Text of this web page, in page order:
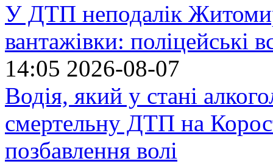
У ДТП неподалік
вантажівки: поліцейські
14:05 2026-08-07
Водія, який у стані
смертельну ДТП на
позбавлення волі